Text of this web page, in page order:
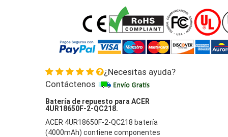
¿Necesitas ayuda?
Contáctenos
Batería de repuesto para ACER
4UR18650F-2-QC218.
ACER 4UR18650F-2-QC218 batería
(4000mAh) contiene componentes